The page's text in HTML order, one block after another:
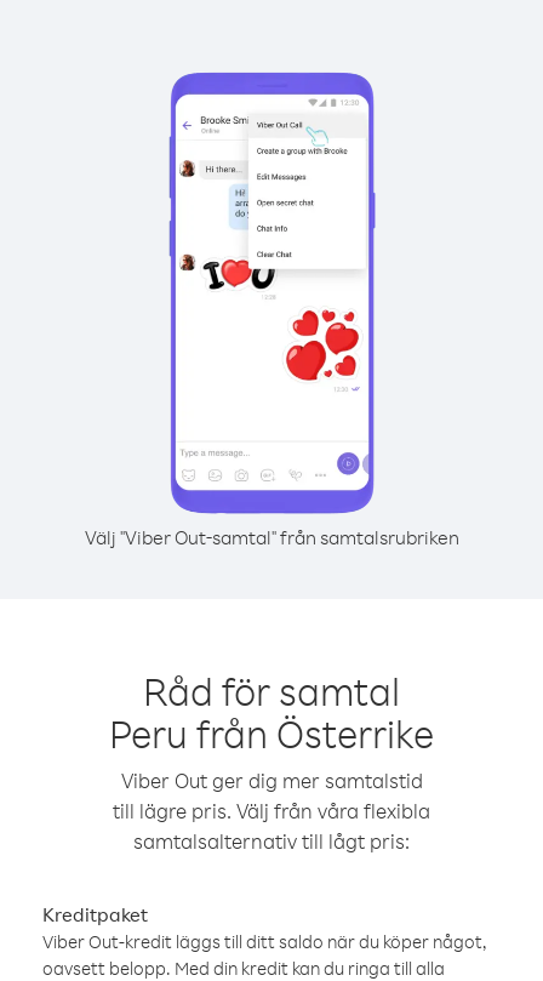
Välj "Viber Out-samtal" från samtalsrubriken
Råd för samtal
Peru från Österrike
Viber Out ger dig mer samtalstid
till lägre pris. Välj från våra flexibla
samtalsalternativ till lågt pris:
Kreditpaket
Viber Out-kredit läggs till ditt saldo när du köper något,
oavsett belopp. Med din kredit kan du ringa till alla